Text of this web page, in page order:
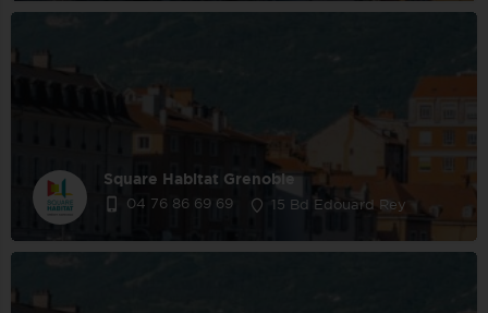
Square Habitat Grenoble
04 76 86 69 69 15 Bd Edouard Rey